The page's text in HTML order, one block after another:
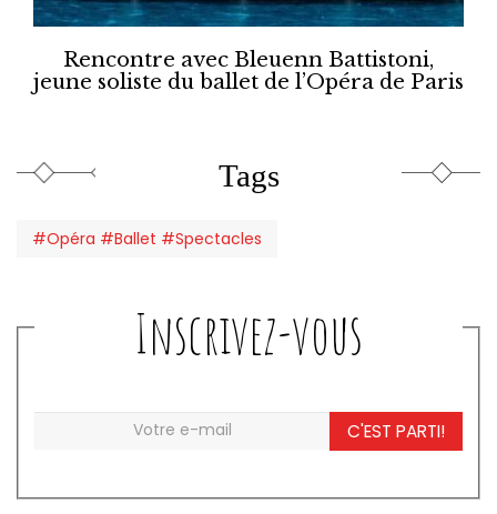
Rencontre avec Bleuenn Battistoni,
jeune soliste du ballet de l’Opéra de Paris
Tags
#Opéra #Ballet #Spectacles
Inscrivez-vous
C'EST PARTI!